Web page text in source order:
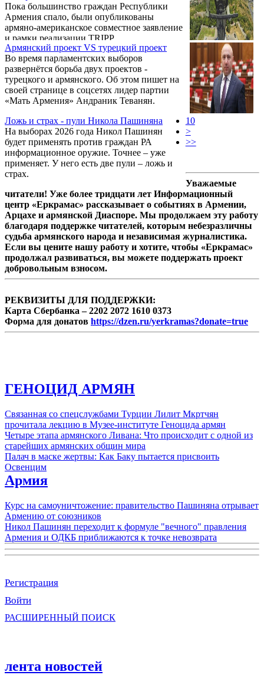
Пока большинство граждан Республики
Армения спало, были опубликованы
армяно-американское совместное заявление
и рамки реализации TRIPP.
Армянский проект VS турецкий проект
Во время парламентских выборов
развернётся борьба двух проектов -
турецкого и армянского. Об этом пишет на
своей странице в соцсетях лидер партии
«Мать Армения» Андраник Теванян.
Ложь и страх - пули Никола Пашиняна
На выборах 2026 года Никол Пашинян
будет применять против граждан РА
информационное оружие. Точнее – уже
применяет. У него есть две пули – ложь и
страх.
10
>
>>
Уважаемые
читатели! Уже более тридцати лет Информационный
центр «Еркрамас» рассказывает о событиях в Армении,
Арцахе и армянской Диаспоре. Мы продолжаем эту работу
благодаря поддержке читателей, которым небезразличны
судьба армянского народа и независимая журналистика.
Если вы цените нашу работу и хотите, чтобы «Еркрамас»
продолжал развиваться, вы можете поддержать проект
добровольным взносом.
РЕКВИЗИТЫ ДЛЯ ПОДДЕРЖКИ:
Карта Сбербанка – 2202 2072 1610 0373
Форма для донатов https://dzen.ru/yerkramas?donate=true
ГЕНОЦИД АРМЯН
Связанная со спецслужбами Турции Лилит Мкртчян
прочитала лекцию в Музее-институте Геноцида армян
Четыре этапа армянского Ливана: Что происходит с одной из
старейших армянских общин мира
Палач в маске жертвы: Как Баку пытается присвоить
Освенцим
Армия
Курс на самоуничтожение: правительство Пашиняна отрывает
Армению от союзников
Никол Пашинян переходит к формуле "вечного" правления
Армения и ОДКБ приближаются к точке невозврата
Регистрация
Войти
РАСШИРЕННЫЙ ПОИСК
лента новостей